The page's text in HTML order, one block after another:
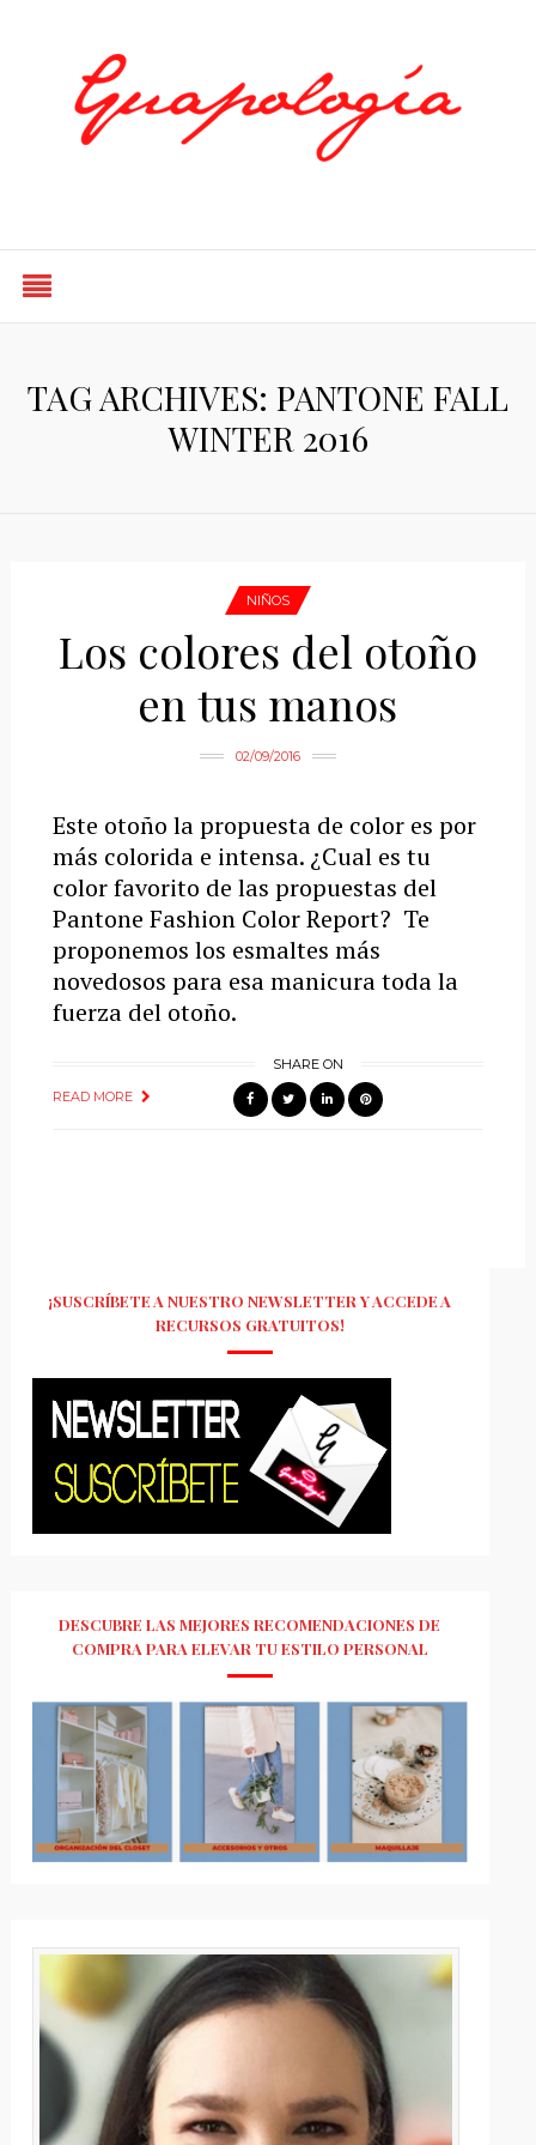
TAG ARCHIVES: PANTONE FALL
WINTER 2016
NIÑOS
Los colores del otoño
en tus manos
02/09/2016
Este otoño la propuesta de color es por
más colorida e intensa. ¿Cual es tu
color favorito de las propuestas del
Pantone Fashion Color Report? Te
proponemos los esmaltes más
novedosos para esa manicura toda la
fuerza del otoño.
READ MORE
SHARE ON
¡SUSCRÍBETE A NUESTRO NEWSLETTER Y ACCEDE A
RECURSOS GRATUITOS!
DESCUBRE LAS MEJORES RECOMENDACIONES DE
COMPRA PARA ELEVAR TU ESTILO PERSONAL